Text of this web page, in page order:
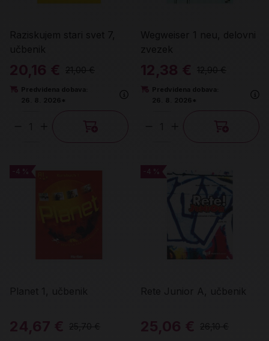
Raziskujem stari svet 7,
učbenik
20,16 € 21,00 €
Predvidena dobava:
26. 8. 2026*
Količina
Wegweiser 1 neu, delovni
zvezek
12,38 € 12,90 €
Predvidena dobava:
26. 8. 2026*
Količina
-4 %
Planet 1, učbenik
-4 %
24,67 € 25,70 €
-4 %
Rete Junior A, učbenik
-4 %
25,06 € 26,10 €